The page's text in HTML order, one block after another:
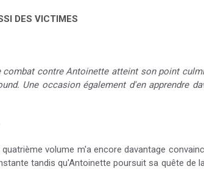
DES VICTIMES
contre Antoinette atteint son point
Une occasion également d'en apprendre
volume m'a encore davantage
tandis qu'Antoinette poursuit sa quête de